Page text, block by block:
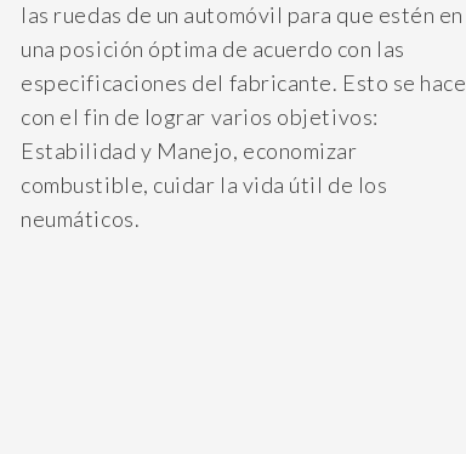
las ruedas de un automóvil para que estén en
una posición óptima de acuerdo con las
especificaciones del fabricante. Esto se hace
con el fin de lograr varios objetivos:
Estabilidad y Manejo, economizar
combustible, cuidar la vida útil de los
neumáticos.